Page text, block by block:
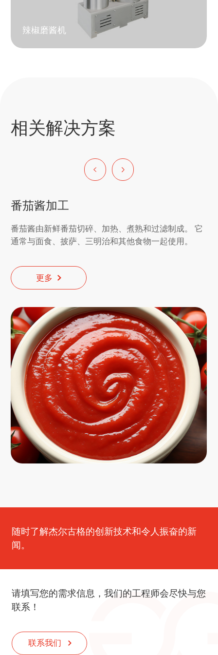
辣椒磨酱机
相关解决方案
更多
番茄酱加工
番茄酱由新鲜番茄切碎、加热、煮熟和过滤制成。 它
通常与面食、披萨、三明治和其他食物一起使用。
更多
更多
更多
随时了解杰尔古格的创新技术和令人振奋的新
闻。
请填写您的需求信息，我们的工程师会尽快与您
联系！
联系我们